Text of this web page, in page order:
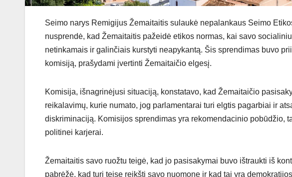
Seimo narys Remigijus Žemaitaitis sulaukė nepalankaus Seimo
nusprendė, kad Žemaitaitis pažeidė etikos normas, kai savo
netinkamais ir galinčiais kurstyti neapykantą. Šis sprendimas buvo
komisiją, prašydami įvertinti Žemaitaičio elgesį.
Komisija, išnagrinėjusi situaciją, konstatavo, kad Žemaitaičio
reikalavimų, kurie numato, jog parlamentarai turi elgtis pagarbiai ir
diskriminaciją. Komisijos sprendimas yra rekomendacinio pobūdžio,
politinei karjerai.
Žemaitaitis savo ruožtu teigė, kad jo pasisakymai buvo ištraukti iš
pabrėžė, kad turi teisę reikšti savo nuomonę ir kad tai yra